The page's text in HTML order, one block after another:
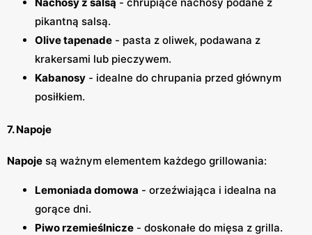
pikantną salsą.
Olive tapenade - pasta z oliwek, podawana z
krakersami lub pieczywem.
Kabanosy - idealne do chrupania przed głównym
posiłkiem.
7. Napoje
Napoje są ważnym elementem każdego grillowania:
Lemoniada domowa - orzeźwiająca i idealna na
gorące dni.
Piwo rzemieślnicze - doskonałe do mięsa z grilla.